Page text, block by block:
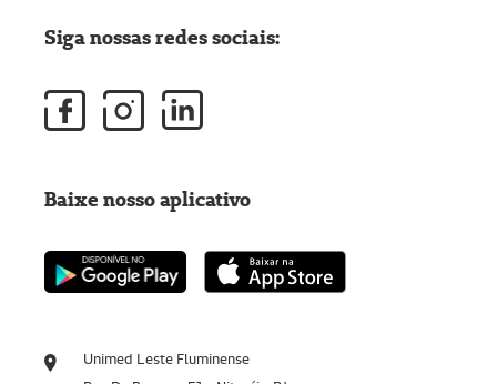
Unimed Leste Fluminense
Siga nossas redes sociais:
Baixe nosso aplicativo